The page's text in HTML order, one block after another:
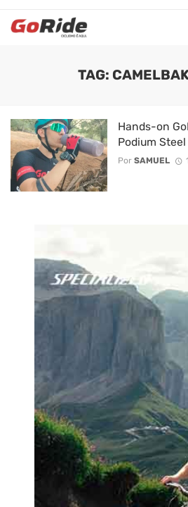
TAG:
Hands-on
Podium
Por SAMUEL